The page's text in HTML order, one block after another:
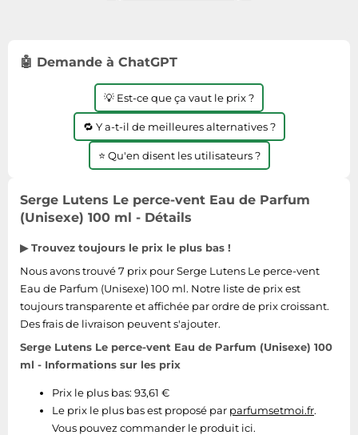
🤖 Demande à ChatGPT
💡 Est-ce que ça vaut le prix ?
🔁 Y a-t-il de meilleures alternatives ?
⭐ Qu'en disent les utilisateurs ?
Serge Lutens Le perce-vent Eau de Parfum
(Unisexe) 100 ml - Détails
▶ Trouvez toujours le prix le plus bas !
Nous avons trouvé 7 prix pour Serge Lutens Le perce-vent
Eau de Parfum (Unisexe) 100 ml. Notre liste de prix est
toujours transparente et affichée par ordre de prix croissant.
Des frais de livraison peuvent s'ajouter.
Serge Lutens Le perce-vent Eau de Parfum (Unisexe) 100
ml - Informations sur les prix
Prix le plus bas: 93,61 €
Le prix le plus bas est proposé par parfumsetmoi.fr.
Vous pouvez commander le produit ici.